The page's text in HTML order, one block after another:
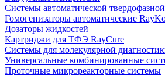
Системы автоматической
Гомогенизаторы автоматические
Дозаторы жидкостей
Картриджи для ТФЭ RayCure
Системы для молекулярной
Универсальные комбинированные
Проточные микрореакторные системы